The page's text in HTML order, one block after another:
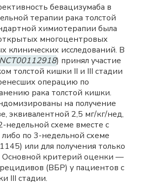
бевацизумаба в
терапии рака толстой
химиотерапии была
многоцентровых
клинических исследований. В
NCT00112918) принял участие
толстой кишки II и III стадии
операцию по
рака толстой кишки.
на получение
эквивалентной 2,5 мг/кг/нед,
недельной схеме вместе с
по 3-недельной схеме
или для получения только
Основной критерий оценки —
(ВБР) у пациентов с
III стадии.